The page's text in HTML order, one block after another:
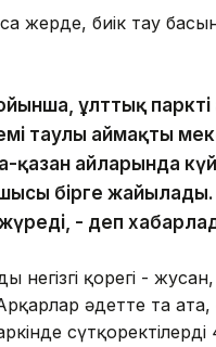
жерде, биік тау
ұлттық
таулы аймақты
айларында
бірге жайылады.
- деп
негізгі қорегі -
әдетте таң